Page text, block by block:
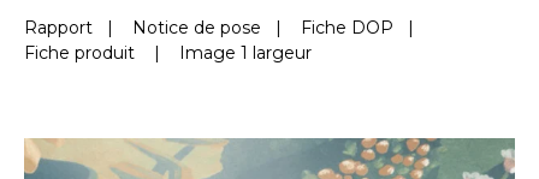
Rapport | Notice de pose | Fiche DOP |
Fiche produit
| Image 1 largeur